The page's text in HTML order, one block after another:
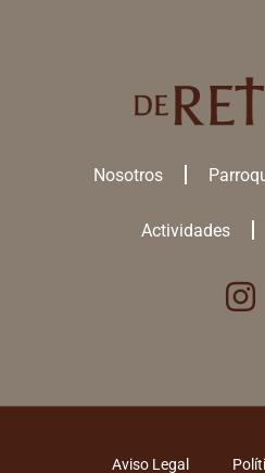
Nosotros
Actividades
Aviso Legal